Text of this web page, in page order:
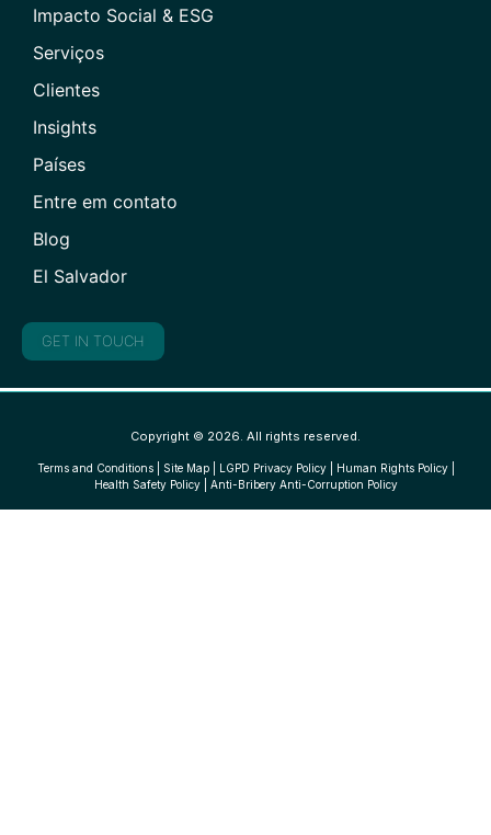
Impacto Social & ESG
Serviços
Clientes
Insights
Países
Entre em contato
Blog
El Salvador
GET IN TOUCH
Copyright © 2026. All rights reserved.
Terms and Conditions| Site Map| LGPD Privacy Policy| Human Rights Policy|
Health Safety Policy| Anti-Bribery Anti-Corruption Policy